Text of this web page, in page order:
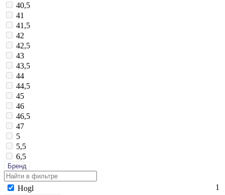
40,5
41
41,5
42
42,5
43
43,5
44
44,5
45
46
46,5
47
5
5,5
6,5
Бренд
Hogl 1